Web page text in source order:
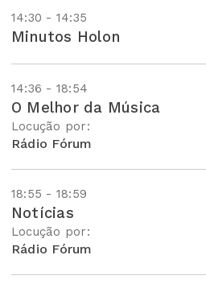
14:30 - 14:35
Minutos Holon
14:36 - 18:54
O Melhor da Música
Locução por:
Rádio Fórum
18:55 - 18:59
Notícias
Locução por:
Rádio Fórum